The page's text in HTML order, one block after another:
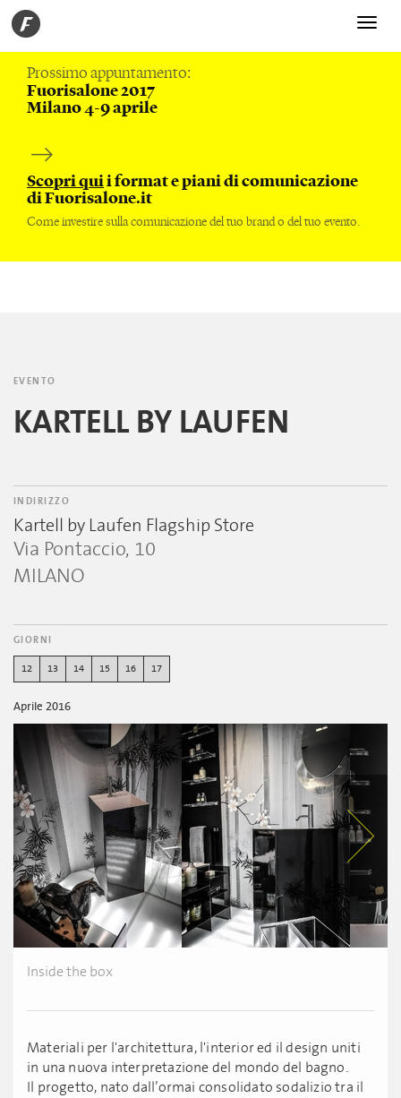
Toggle
Prossimo appuntamento:
Fuorisalone 2017
Milano 4-9 aprile
Scopri quii format e piani di comunicazione
di Fuorisalone.it
Come investire sulla comunicazione del tuo brand o del tuo evento.
EVENTO
KARTELL BY LAUFEN
INDIRIZZO
Kartell by Laufen Flagship Store
Via Pontaccio, 10
MILANO
GIORNI
12 13 14 15 16 17
Aprile 2016
Inside the box
Materiali per l'architettura, l'interior ed il design uniti
in una nuova interpretazione del mondo del bagno.
Il progetto, nato dall’ormai consolidato sodalizio tra il